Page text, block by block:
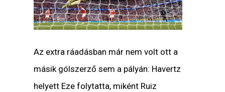
Az extra ráadásban már nem volt ott a
másik gólszerző sem a pályán: Havertz
helyett Eze folytatta, miként Ruiz